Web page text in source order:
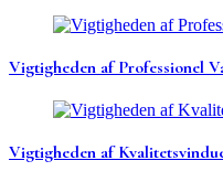
Vigtigheden af Professionel
Vigtigheden af